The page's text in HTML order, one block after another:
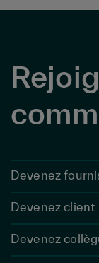
Devenez
Devenez client
Devenez